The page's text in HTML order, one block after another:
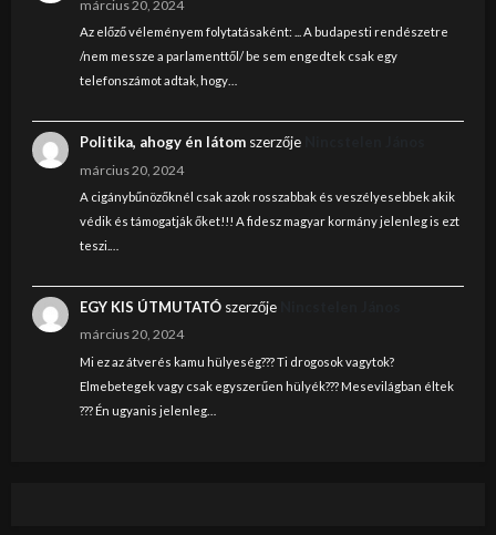
március 20, 2024
Az előző véleményem folytatásaként: ... A budapesti rendészetre
/nem messze a parlamenttől/ be sem engedtek csak egy
telefonszámot adtak, hogy…
Politika, ahogy én látomszerzője
március 20, 2024
A cigánybűnözőknél csak azok rosszabbak és veszélyesebbek akik
védik és támogatják őket!!! A fidesz magyar kormány jelenleg is ezt
teszi.…
EGY KIS ÚTMUTATÓszerzője
március 20, 2024
Mi ez az átverés kamu hülyeség??? Ti drogosok vagytok?
Elmebetegek vagy csak egyszerűen hülyék??? Mesevilágban éltek
??? Én ugyanis jelenleg…